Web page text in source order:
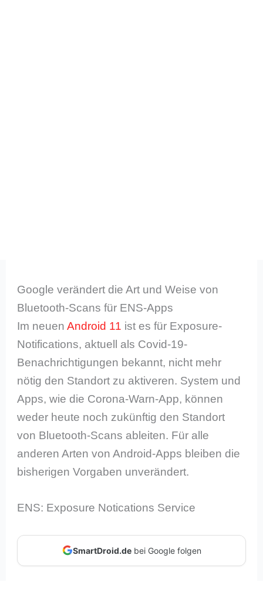
Google verändert die Art und Weise von
Bluetooth-Scans für ENS-Apps
Im neuenAndroid 11 ist es für Exposure-
Notifications, aktuell als Covid-19-
Benachrichtigungen bekannt, nicht mehr
nötig den Standort zu aktiveren. System und
Apps, wie die Corona-Warn-App, können
weder heute noch zukünftig den Standort
von Bluetooth-Scans ableiten. Für alle
anderen Arten von Android-Apps bleiben die
bisherigen Vorgaben unverändert.
ENS: Exposure Notications Service
SmartDroid.debei Google folgen